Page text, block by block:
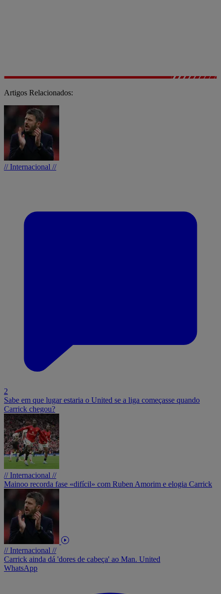
Artigos Relacionados:
// Internacional //
2
Sabe em que lugar estaria o United se a liga começasse quando
Carrick chegou?
// Internacional //
Mainoo recorda fase «difícil» com Ruben Amorim e elogia Carrick
// Internacional //
Carrick ainda dá 'dores de cabeça' ao Man. United
WhatsApp